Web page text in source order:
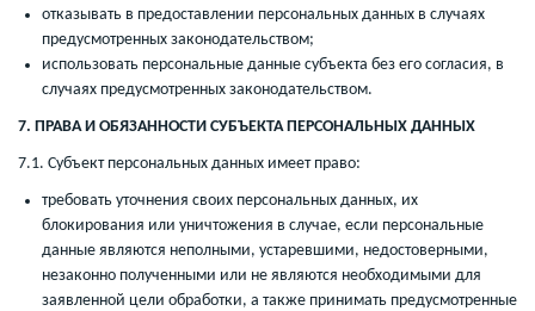
отказывать в предоставлении персональных данных в случаях
предусмотренных законодательством;
использовать персональные данные субъекта без его согласия, в
случаях предусмотренных законодательством.
7. ПРАВА И ОБЯЗАННОСТИ СУБЪЕКТА ПЕРСОНАЛЬНЫХ ДАННЫХ
7.1. Субъект персональных данных имеет право:
требовать уточнения своих персональных данных, их
блокирования или уничтожения в случае, если персональные
данные являются неполными, устаревшими, недостоверными,
незаконно полученными или не являются необходимыми для
заявленной цели обработки, а также принимать предусмотренные